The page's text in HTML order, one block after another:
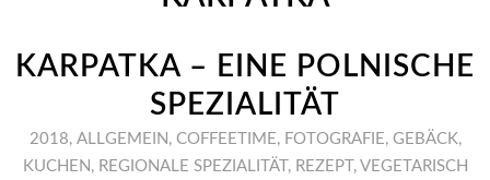
KARPATKA – EINE POLNISCHE
SPEZIALITÄT
2018, ALLGEMEIN , COFFEETIME, FOTOGRAFIE, GEBÄCK,
KUCHEN , REGIONALE SPEZIALITÄT , REZEPT , VEGETARISCH